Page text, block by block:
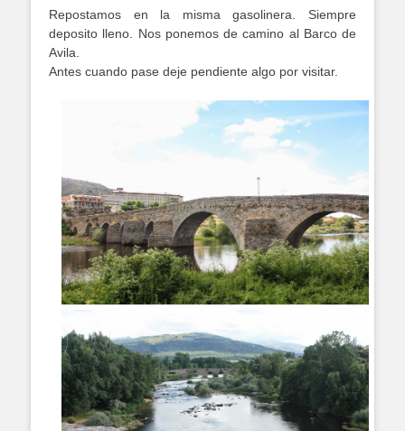
Repostamos en la misma gasolinera. Siempre
deposito lleno. Nos ponemos de camino al Barco de
Avila.
Antes cuando pase deje pendiente algo por visitar.